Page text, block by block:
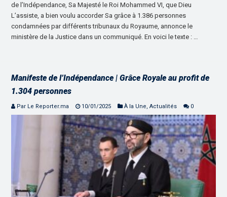
de l’Indépendance, Sa Majesté le Roi Mohammed VI, que Dieu
L’assiste, a bien voulu accorder Sa grâce à 1.386 personnes
condamnées par différents tribunaux du Royaume, annonce le
ministère de la Justice dans un communiqué. En voici le texte : …
Manifeste de l’Indépendance | Grâce Royale au profit de
1.304 personnes
Par Le Reporter.ma 10/01/2025 À la Une,Actualités 0